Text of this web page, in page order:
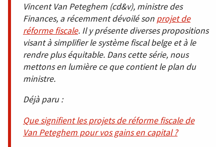
Vincent Van Peteghem (cd&v), ministre des
Finances, a récemment dévoilé son projet de
réforme fiscale. Il y présente diverses propositions
visant à simplifier le système fiscal belge et à le
rendre plus équitable. Dans cette série, nous
mettons en lumière ce que contient le plan du
ministre.
Déjà paru :
Que signifient les projets de réforme fiscale de
Van Peteghem pour vos gains en capital ?